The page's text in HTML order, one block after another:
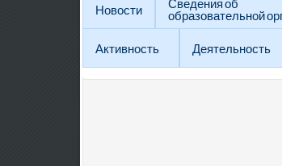
Новости образовательной
Активность Деятельность